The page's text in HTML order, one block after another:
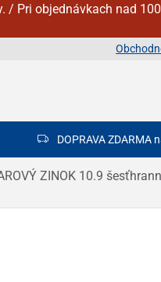
Pri objednávkach nad
DOPRAVA ZDARMA
10.9 šesťhranná pre oceľové